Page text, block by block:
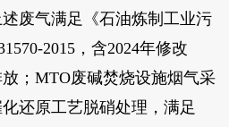
废气满足《石油炼制工业污
2015，含2024年修改
；MTO废碱焚烧设施烟气采
还原工艺脱硝处理，满足